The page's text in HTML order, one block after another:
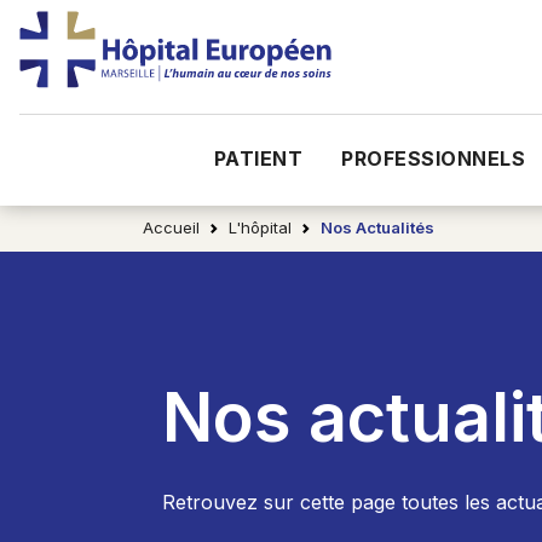
PATIENT PROFESSIONNELS
Accueil L'hôpital Nos Actualités
Nos
Retrouvez sur cette page toutes les